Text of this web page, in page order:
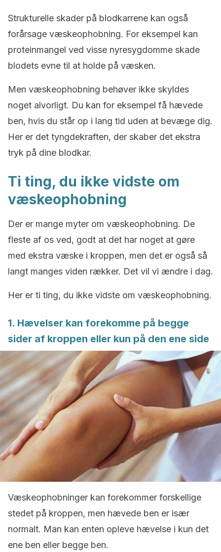
Strukturelle skader på blodkarrene kan også
forårsage væskeophobning. For eksempel kan
proteinmangel ved visse nyresygdomme skade
blodets evne til at holde på væsken.
Men væskeophobning behøver ikke skyldes
noget alvorligt. Du kan for eksempel få hævede
ben, hvis du står op i lang tid uden at bevæge dig.
Her er det tyngdekraften, der skaber det ekstra
tryk på dine blodkar.
Ti ting, du ikke vidste om
væskeophobning
Der er mange myter om væskeophobning. De
fleste af os ved, godt at det har noget at gøre
med ekstra væske i kroppen, men det er også så
langt manges viden rækker. Det vil vi ændre i dag.
Her er ti ting, du ikke vidste om væskeophobning.
1. Hævelser kan forekomme på begge
sider af kroppen eller kun på den ene side
Væskeophobninger kan forekommer forskellige
stedet på kroppen, men hævede ben er især
normalt. Man kan enten opleve hævelse i kun det
ene ben eller begge ben.